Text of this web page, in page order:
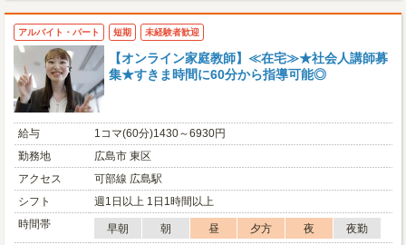
アルバイト・パート 短期 未経験者歓迎
【オンライン家庭教師】≪在宅≫★社会人講師募
集★すきま時間に60分から指導可能◎
給与
1コマ(60分)1430～6930円
勤務地
広島市 東区
アクセス
可部線 広島駅
シフト
週1日以上 1日1時間以上
時間帯
早朝 朝 昼 夕方 夜
夜勤